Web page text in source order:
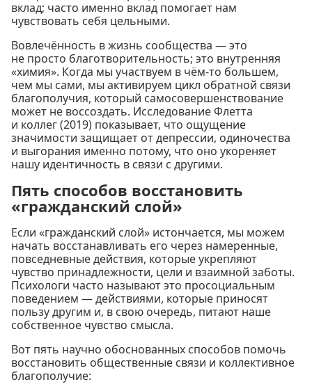
вклад; часто именно вклад помогает нам
чувствовать себя цельными.
Вовлечённость в жизнь сообщества — это
не просто благотворительность; это внутренняя
«химия». Когда мы участвуем в чём-то большем,
чем мы сами, мы активируем цикл обратной связи
благополучия, который самосовершенствование
может не воссоздать. Исследование Флетта
и коллег (2019) показывает, что ощущение
значимости защищает от депрессии, одиночества
и выгорания именно потому, что оно укореняет
нашу идентичность в связи с другими.
Пять способов восстановить
«гражданский слой»
Если «гражданский слой» истончается, мы можем
начать восстанавливать его через намеренные,
повседневные действия, которые укрепляют
чувство принадлежности, цели и взаимной заботы.
Психологи часто называют это просоциальным
поведением — действиями, которые приносят
пользу другим и, в свою очередь, питают наше
собственное чувство смысла.
Вот пять научно обоснованных способов помочь
восстановить общественные связи и коллективное
благополучие: